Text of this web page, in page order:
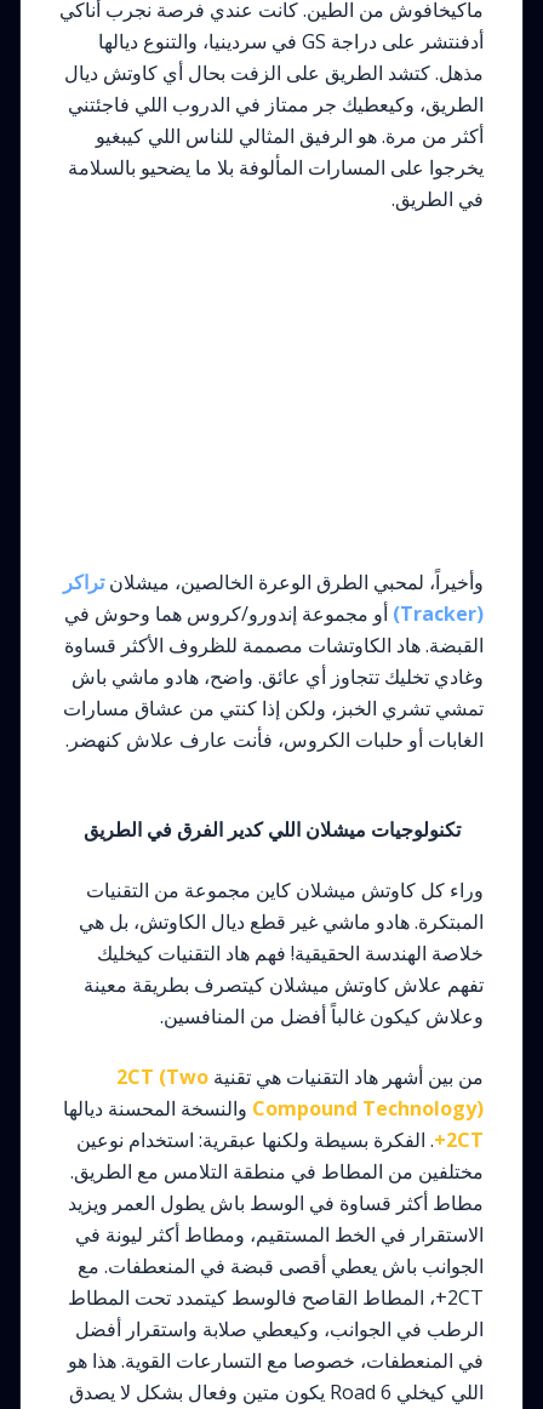
ماكيخافوش من الطين. كانت عندي فرصة نجرب أناكي
أدفنتشر على دراجة GS في سردينيا، والتنوع ديالها
مذهل. كتشد الطريق على الزفت بحال أي كاوتش ديال
الطريق، وكيعطيك جر ممتاز في الدروب اللي فاجئتني
أكثر من مرة. هو الرفيق المثالي للناس اللي كيبغيو
يخرجوا على المسارات المألوفة بلا ما يضحيو بالسلامة
في الطريق.
وأخيراً، لمحبي الطرق الوعرة الخالصين، ميشلانتراكر
(Tracker)
أو مجموعة إندورو/كروس هما وحوش في
القبضة. هاد الكاوتشات مصممة للظروف الأكثر قساوة
وغادي تخليك تتجاوز أي عائق. واضح، هادو ماشي باش
تمشي تشري الخبز، ولكن إذا كنتي من عشاق مسارات
الغابات أو حلبات الكروس، فأنت عارف علاش كنهضر.
تكنولوجيات ميشلان اللي كدير الفرق في الطريق
وراء كل كاوتش ميشلان كاين مجموعة من التقنيات
المبتكرة. هادو ماشي غير قطع ديال الكاوتش، بل هي
خلاصة الهندسة الحقيقية! فهم هاد التقنيات كيخليك
تفهم علاش كاوتش ميشلان كيتصرف بطريقة معينة
وعلاش كيكون غالباً أفضل من المنافسين.
من بين أشهر هاد التقنيات هي تقنية 2CT (Two
Compound Technology) والنسخة المحسنة ديالها
2CT+ . الفكرة بسيطة ولكنها عبقرية: استخدام نوعين
مختلفين من المطاط في منطقة التلامس مع الطريق.
مطاط أكثر قساوة في الوسط باش يطول العمر ويزيد
الاستقرار في الخط المستقيم، ومطاط أكثر ليونة في
الجوانب باش يعطي أقصى قبضة في المنعطفات. مع
2CT+، المطاط القاصح فالوسط كيتمدد تحت المطاط
الرطب في الجوانب، وكيعطي صلابة واستقرار أفضل
في المنعطفات، خصوصا مع التسارعات القوية. هذا هو
اللي كيخلي Road 6 يكون متين وفعال بشكل لا يصدق